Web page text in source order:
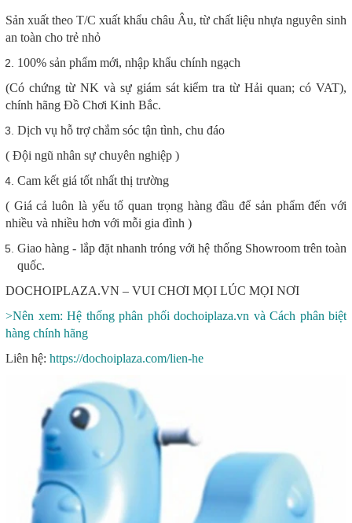
Sản xuất theo T/C xuất khẩu châu Âu, từ chất liệu nhựa nguyên sinh
an toàn cho trẻ nhỏ
100% sản phẩm mới, nhập khẩu chính ngạch
(Có chứng từ NK và sự giám sát kiểm tra từ Hải quan; có VAT),
chính hãng Đồ Chơi Kinh Bắc.
Dịch vụ hỗ trợ chắm sóc tận tình, chu đáo
( Đội ngũ nhân sự chuyên nghiệp )
Cam kết giá tốt nhất thị trường
( Giá cả luôn là yếu tố quan trọng hàng đầu để sản phẩm đến với
nhiều và nhiều hơn với mỗi gia đình )
Giao hàng - lắp đặt nhanh tróng với hệ thống Showroom trên toàn
quốc.
DOCHOIPLAZA.VN – VUI CHƠI MỌI LÚC MỌI NƠI
>Nên xem: Hệ thống phân phối dochoiplaza.vn và Cách phân biệt
hàng chính hãng
Liên hệ: https://dochoiplaza.com/lien-he